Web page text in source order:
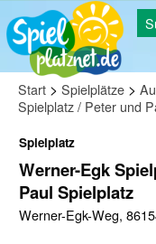
Start > Spielplätze >
Spielplatz / Peter und
Spielplatz
Werner-Egk
Paul Spielplatz
Werner-Egk-Weg,